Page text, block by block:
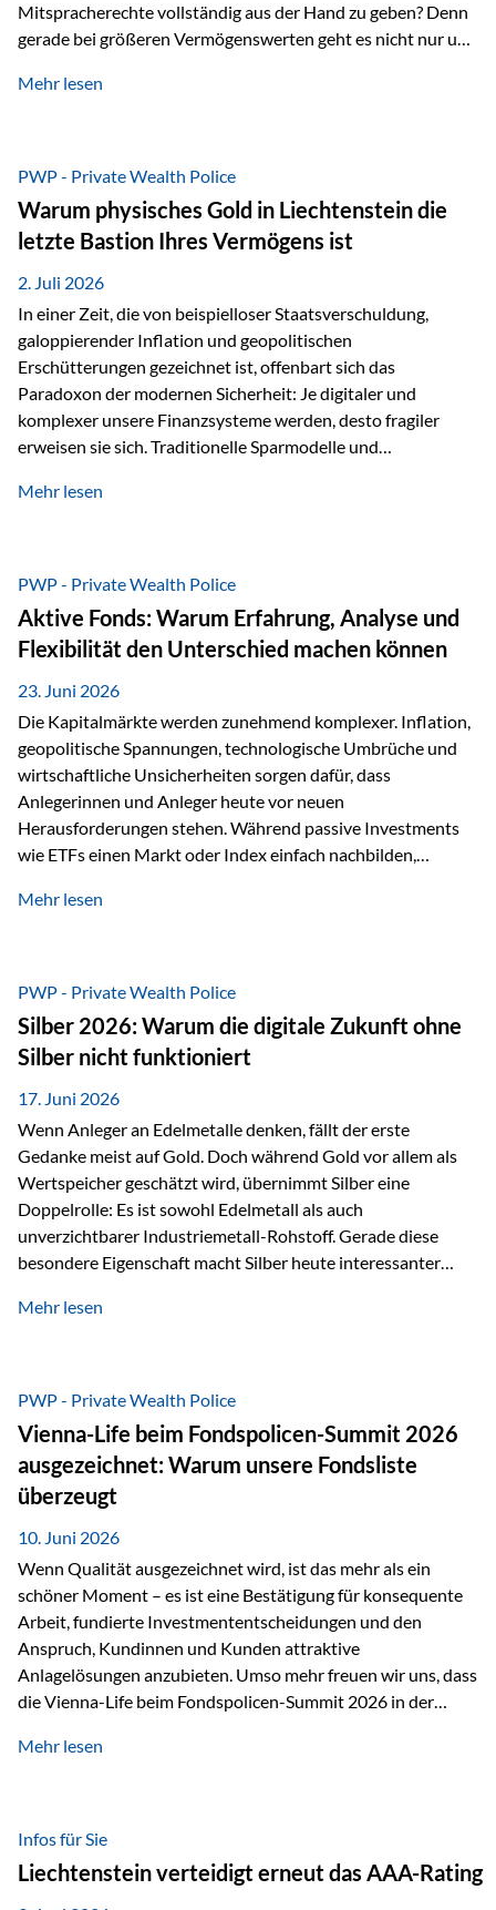
Mitspracherechte vollständig aus der Hand zu geben? Denn
gerade bei größeren Vermögenswerten geht es nicht nur um
sicherzustellen, dass das Vermögen langfristig erhalten
folgende Situation vor: Ein Vater schenkt seiner Tochter
einen Teil seines Vermögens. Einige Jahre später möchte die
Tochter das Geld kurzfristig verwenden, um…
Mehr lesen
PWP - Private Wealth Police
Warum physisches Gold in Liechtenstein die
letzte Bastion Ihres Vermögens ist
2. Juli 2026
In einer Zeit, die von beispielloser Staatsverschuldung,
galoppierender Inflation und geopolitischen
Erschütterungen gezeichnet ist, offenbart sich das
Paradoxon der modernen Sicherheit: Je digitaler und
komplexer unsere Finanzsysteme werden, desto fragiler
erweisen sie sich. Traditionelle Sparmodelle und
unumstößlich galten, versagen angesichts der expansiven
Nostalgie dar, sondern ist die modernste und strategisch
klügste Antwort auf globale Instabilität. Physische Werte
und der richtige Rechtsstandort sind heute keine bloße
Option mehr, sondern eine strategische Notwendigkeit. 1.
Der massive Aufwand hinter einem winzigen…
Mehr lesen
PWP - Private Wealth Police
Aktive Fonds: Warum Erfahrung, Analyse und
Flexibilität den Unterschied machen können
23. Juni 2026
Die Kapitalmärkte werden zunehmend komplexer. Inflation,
geopolitische Spannungen, technologische Umbrüche und
wirtschaftliche Unsicherheiten sorgen dafür, dass
Anlegerinnen und Anleger heute vor neuen
Herausforderungen stehen. Während passive Investments
wie ETFs einen Markt oder Index einfach nachbilden,
setzen auf die Expertise erfahrener Fondsmanager, die
Veränderungen geprägt ist, kann diese aktive
Herangehensweise einen entscheidenden Mehrwert bieten.
Was zeichnet aktive Fonds aus? Aktive Fonds verfolgen das
Ziel, nicht nur einen Markt abzubilden, sondern gezielt
Anlageentscheidungen zu treffen. Fondsmanager
analysieren Unternehmen,…
Mehr lesen
PWP - Private Wealth Police
Silber 2026: Warum die digitale Zukunft ohne
Silber nicht funktioniert
17. Juni 2026
Wenn Anleger an Edelmetalle denken, fällt der erste
Gedanke meist auf Gold. Doch während Gold vor allem als
Wertspeicher geschätzt wird, übernimmt Silber eine
Doppelrolle: Es ist sowohl Edelmetall als auch
unverzichtbarer Industriemetall-Rohstoff. Gerade diese
besondere Eigenschaft macht Silber heute interessanter
elektrischer – und genau dort spielt Silber eine
Leitfähigkeit aller Metalle. Diese Eigenschaft macht es für
zahlreiche Zukunftstechnologien praktisch unverzichtbar.
Silber findet sich unter anderem in: Solarmodulen
Elektrofahrzeugen Halbleitern Smartphones und Tablets…
Mehr lesen
PWP - Private Wealth Police
Vienna-Life beim Fondspolicen-Summit 2026
ausgezeichnet: Warum unsere Fondsliste
überzeugt
10. Juni 2026
Wenn Qualität ausgezeichnet wird, ist das mehr als ein
schöner Moment – es ist eine Bestätigung für konsequente
Arbeit, fundierte Investmententscheidungen und den
Anspruch, Kundinnen und Kunden attraktive
Anlagelösungen anzubieten. Umso mehr freuen wir uns, dass
die Vienna-Life beim Fondspolicen-Summit 2026 in der
dieser Ehrung ist der renommierte Fondspolicenreport der
analysiert und verglichen wurden. Das Ergebnis: Die ETF-
Auswahl der Vienna-Life zählt zu den drei besten Angeboten
am Markt. Für uns ist diese Auszeichnung eine Bestätigung
Mehr lesen
Infos für Sie
Liechtenstein verteidigt erneut das AAA-Rating